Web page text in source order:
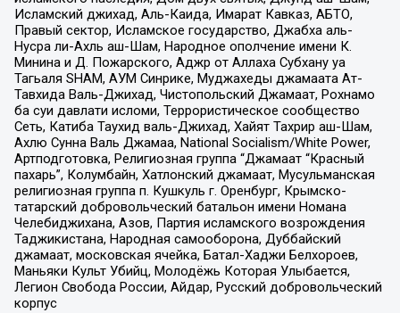
Исламский джихад, Аль-Каида, Имарат Кавказ, АБТО,
Правый сектор, Исламское государство, Джабха аль-
Нусра ли-Ахль аш-Шам, Народное ополчение имени К.
Минина и Д. Пожарского, Аджр от Аллаха Субхану уа
Тагьаля SHAM, АУМ Синрике, Муджахеды джамаата Ат-
Тавхида Валь-Джихад, Чистопольский Джамаат, Рохнамо
ба суи давлати исломи, Террористическое сообщество
Сеть, Катиба Таухид валь-Джихад, Хайят Тахрир аш-Шам,
Ахлю Сунна Валь Джамаа, National Socialism/White Power,
Артподготовка, Религиозная группа “Джамаат “Красный
пахарь”, Колумбайн, Хатлонский джамаат, Мусульманская
религиозная группа п. Кушкуль г. Оренбург, Крымско-
татарский добровольческий батальон имени Номана
Челебиджихана, Азов, Партия исламского возрождения
Таджикистана, Народная самооборона, Дуббайский
джамаат, московская ячейка, Батал-Хаджи Белхороев,
Маньяки Культ Убийц, Молодёжь Которая Улыбается,
Легион Свобода России, Айдар, Русский добровольческий
корпус